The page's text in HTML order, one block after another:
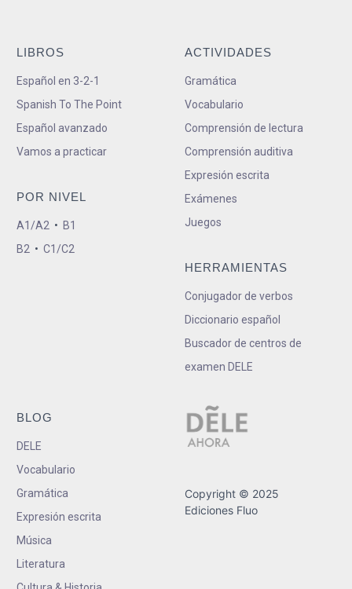
LIBROS
Español en 3-2-1
Spanish To The Point
Español avanzado
Vamos a practicar
POR NIVEL
A1/A2 • B1
B2 • C1/C2
ACTIVIDADES
Gramática
Vocabulario
Comprensión de lectura
Comprensión auditiva
Expresión escrita
Exámenes
Juegos
HERRAMIENTAS
Conjugador de verbos
Diccionario español
Buscador de centros de
examen DELE
BLOG
DELE
Vocabulario
Gramática
Expresión escrita
Música
Literatura
Copyright © 2025
Ediciones Fluo